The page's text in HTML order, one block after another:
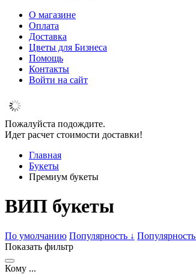
О магазине
Оплата
Доставка
Цветы для Бизнеса
Помощь
Контакты
Войти на сайт
Пожалуйста подождите.
Идет расчет стоимости доставки!
Главная
Букеты
Премиум букеты
ВИП букеты
По умолчанию Популярность ↓ Популярность
Показать фильтр
Кому ...